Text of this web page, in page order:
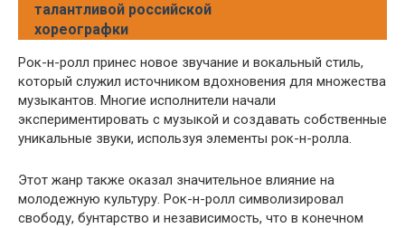
талантливой российской
хореографки
Рок-н-ролл принес новое звучание и вокальный стиль,
который служил источником вдохновения для множества
музыкантов. Многие исполнители начали
экспериментировать с музыкой и создавать собственные
уникальные звуки, используя элементы рок-н-ролла.
Этот жанр также оказал значительное влияние на
молодежную культуру. Рок-н-ролл символизировал
свободу, бунтарство и независимость, что в конечном